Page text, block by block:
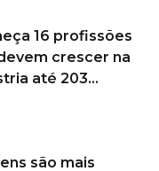
16 profissões
crescer na
até 203...
são mais